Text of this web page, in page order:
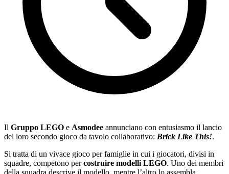
Il Gruppo LEGO e Asmodee annunciano con entusiasmo il lancio
del loro secondo gioco da tavolo collaborativo: Brick Like This!.
Si tratta di un vivace gioco per famiglie in cui i giocatori, divisi in
squadre, competono percostruire modelli LEGO. Uno dei membri
della squadra descrive il modello, mentre l’altro lo assembla,